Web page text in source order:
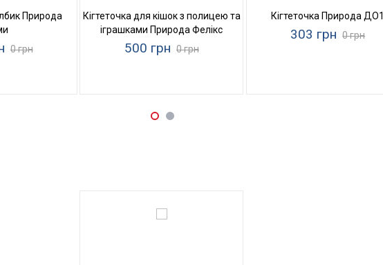
Природа
0 грн
Кігтеточка для кішок з полицею та
іграшками Природа Фелікс
500 грн 0 грн
Кігтеточка Природа ДО1
303 грн 0 грн